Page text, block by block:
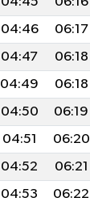
04:46 06:17
04:47 06:18
04:49 06:18
04:50 06:19
04:51 06:20
04:52 06:21
04:53 06:22